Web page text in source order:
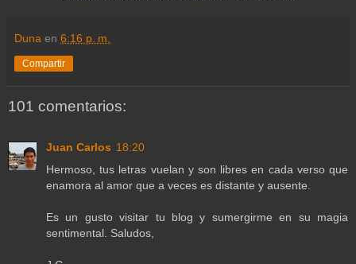
Duna en 6:16 p. m.
Compartir
101 comentarios:
Juan Carlos 18:20
Hermoso, tus letras vuelan y son libres en cada verso que
enamora al amor que a veces es distante y ausente.
Es un gusto visitar tu blog y sumergirme en su magia
sentimental. Saludos,